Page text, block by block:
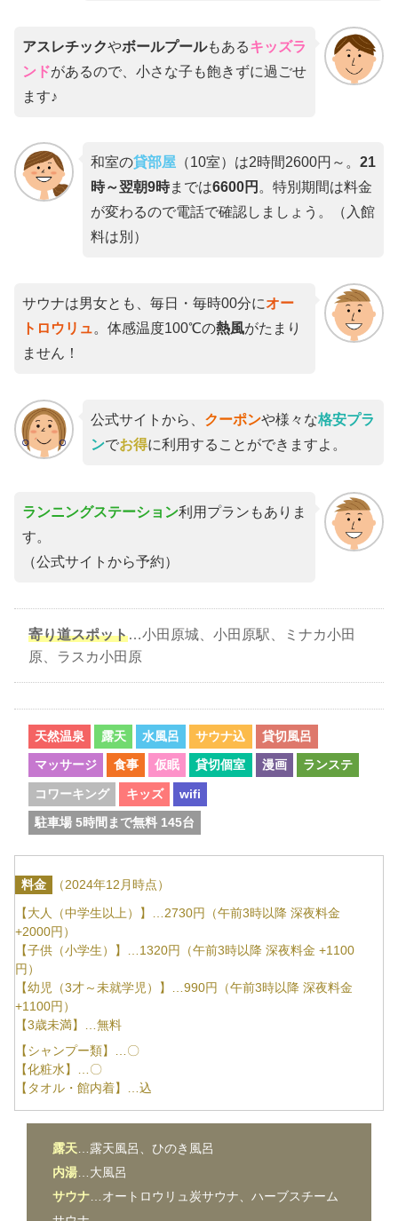
アスレチックやボールプールもあるキッズラ
ンドがあるので、小さな子も飽きずに過ごせ
ます♪
和室の貸部屋（10室）は2時間2600円～。 21
時～翌朝9時までは6600円 。特別期間は料金
が変わるので電話で確認しましょう。（入館
料は別）
サウナは男女とも、毎日・毎時00分にオー
トロウリュ。体感温度100℃の熱風がたまり
ません！
公式サイトから、 クーポンや様々な格安プラ
ンでお得に利用することができますよ。
ランニングステーション利用プランもありま
す。
（公式サイトから予約）
寄り道スポット…小田原城、小田原駅、ミナカ小田
原、ラスカ小田原
天然温泉 露天 水風呂 サウナ込 貸切風呂
マッサージ 食事 仮眠 貸切個室 漫画 ランステ
コワーキング キッズ wifi
駐車場 5時間まで無料 145台
料金 （2024年12月時点）
【大人（中学生以上）】…2730円（午前3時以降 深夜料金
+2000円）
【子供（小学生）】…1320円（午前3時以降 深夜料金 +1100
円）
【幼児（3才～未就学児）】…990円（午前3時以降 深夜料金
+1100円）
【3歳未満】…無料
【シャンプー類】…〇
【化粧水】…〇
【タオル・館内着】…込
露天 …露天風呂、ひのき風呂
内湯 …大風呂
サウナ …オートロウリュ炭サウナ、ハーブスチーム